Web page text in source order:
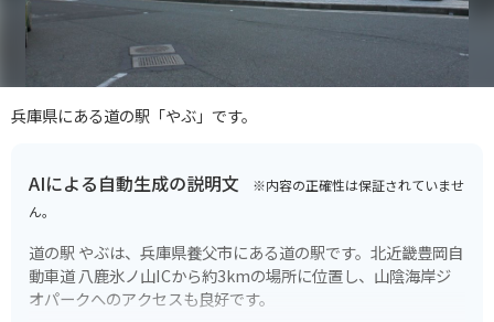
兵庫県にある道の駅「やぶ」です。
AIによる自動生成の説明文 ※内容の正確性は保証されていませ
ん。
道の駅 やぶは、兵庫県養父市にある道の駅です。北近畿豊岡自
動車道 八鹿氷ノ山ICから約3kmの場所に位置し、山陰海岸ジ
オパークへのアクセスも良好です。